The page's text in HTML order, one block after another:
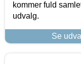
kommer fuld
udvalg.
Se